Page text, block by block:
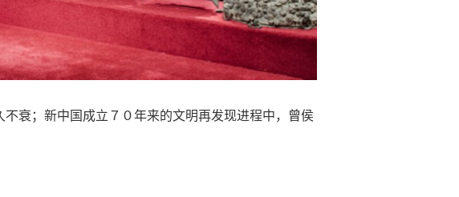
衰；新中国成立７０年来的文明再发现进程中，曾侯